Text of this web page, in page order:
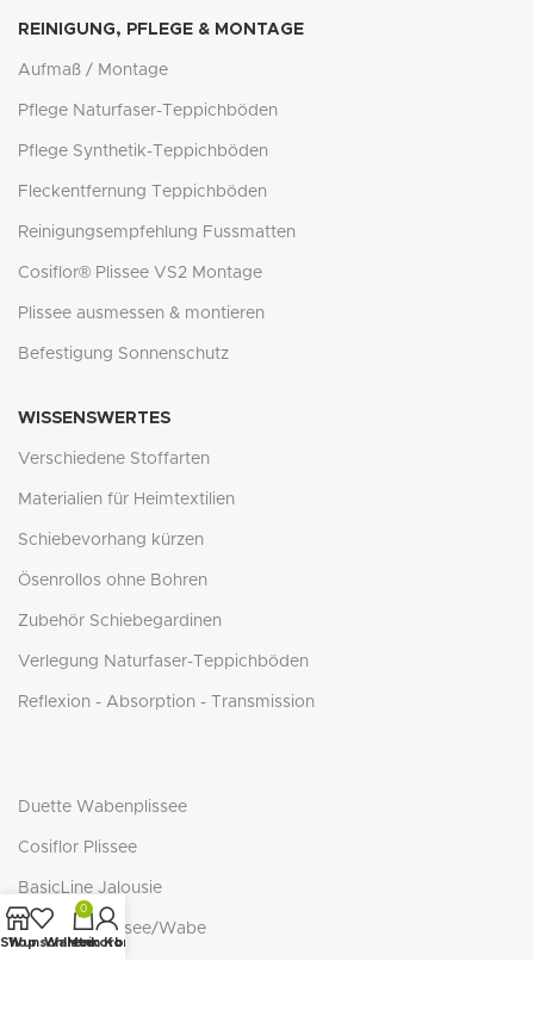
REINIGUNG, PFLEGE & MONTAGE
Aufmaß / Montage
Pflege Naturfaser-Teppichböden
Pflege Synthetik-Teppichböden
Fleckentfernung Teppichböden
Reinigungsempfehlung Fussmatten
Cosiflor® Plissee VS2 Montage
Plissee ausmessen & montieren
Befestigung Sonnenschutz
WISSENSWERTES
Verschiedene Stoffarten
Materialien für Heimtextilien
Schiebevorhang kürzen
Ösenrollos ohne Bohren
Zubehör Schiebegardinen
Verlegung Naturfaser-Teppichböden
Reflexion - Absorption - Transmission
Duette Wabenplissee
Cosiflor Plissee
BasicLine Jalousie
BasicLine Plissee/Wabe
Shop
Wunschliste
0
Warenkorb
Mein Konto